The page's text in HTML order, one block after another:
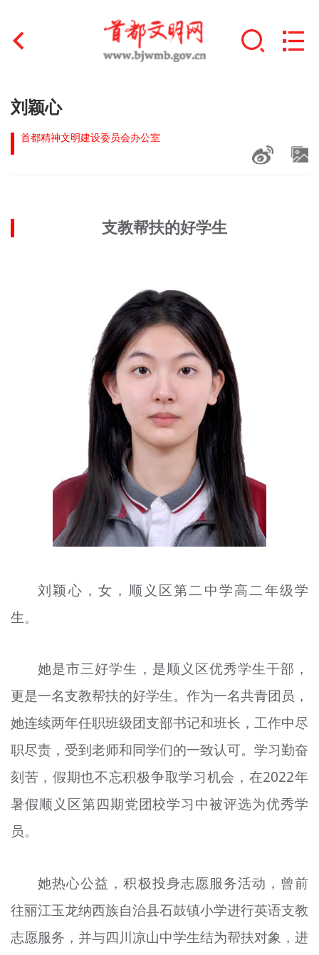
首页
文明创建
未成年人思想道德建设
北京宣传文化引导基金
宣传思想文化人才
刘颖心
首都精神文明建设委员会办公室
支教帮扶的好学生
刘颖心，女，顺义区第二中学高二年级学
生。
她是市三好学生，是顺义区优秀学生干部，
更是一名支教帮扶的好学生。作为一名共青团员，
她连续两年任职班级团支部书记和班长，工作中尽
职尽责，受到老师和同学们的一致认可。学习勤奋
刻苦，假期也不忘积极争取学习机会 ，在2022年
暑假顺义区第四期党团校学习中被评选为优秀学
员。
她热心公益，积极投身志愿服务活动，曾前
往丽江玉龙纳西族自治县石鼓镇小学进行英语支教
志愿服务，并与四川凉山中学生结为帮扶对象，进